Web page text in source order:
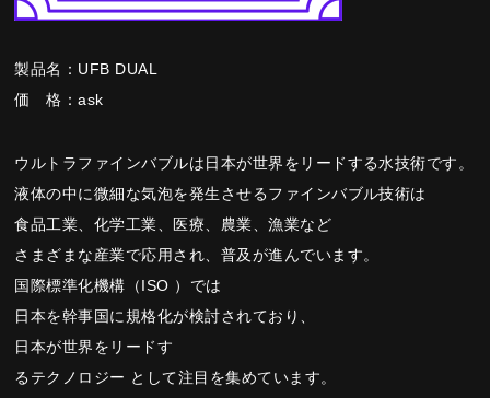
製品名：UFB DUAL
価 格：ask
ウルトラファインバブルは日本が世界をリードする水技術です。
液体の中に微細な気泡を発生させるファインバブル技術は
食品工業、化学工業、医療、農業、漁業など
さまざまな産業で応用され、普及が進んでいます。
国際標準化機構（ISO ）では
日本を幹事国に規格化が検討されており、
日本が世界をリードす
るテクノロジー として注目を集めています。